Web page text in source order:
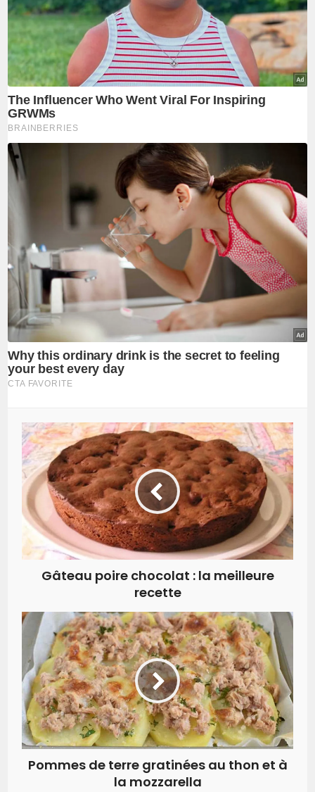
Gâteau poire chocolat : la meilleure
recette
Pommes de terre gratinées au thon et à
la mozzarella